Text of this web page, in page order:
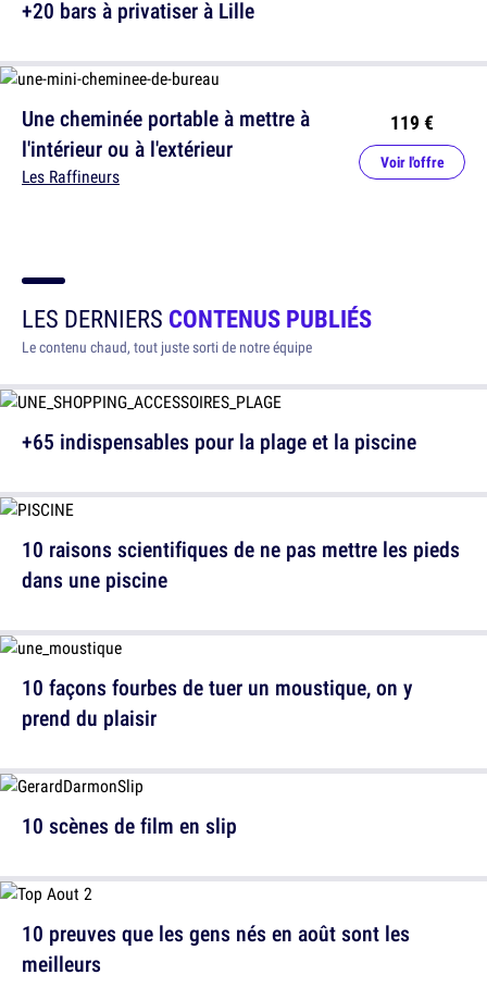
+20 bars à privatiser à Lille
Une cheminée portable à mettre à
l'intérieur ou à l'extérieur
Les Raffineurs
119 €
Voir l'offre
LES DERNIERS CONTENUS PUBLIÉS
Le contenu chaud, tout juste sorti de notre équipe
+65 indispensables pour la plage et la piscine
10 façons fourbes de tuer un moustique, on y
prend du plaisir
10 preuves que les gens nés en août sont les
meilleurs
10 raisons scientifiques de ne pas mettre les pieds
dans une piscine
10 scènes de film en slip